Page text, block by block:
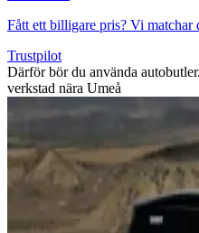
Fått ett billigare pris? Vi matchar
Trustpilot
Därför bör du använda
verkstad nära Umeå